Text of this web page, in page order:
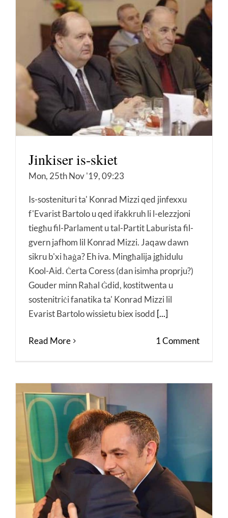
Jinkiser is-skiet
Mon, 25th Nov '19, 09:23
Is-sostenituri ta' Konrad Mizzi qed jinfexxu
f'Evarist Bartolo u qed ifakkruh li l-elezzjoni
tiegħu fil-Parlament u tal-Partit Laburista fil-
gvern jafhom lil Konrad Mizzi. Jaqaw dawn
sikru b'xi ħaġa? Eh iva. Mingħalija jgħidulu
Kool-Aid. Ċerta Coress (dan isimha proprju?)
Gouder minn Raħal Ġdid, kostitwenta u
sostenitriċi fanatika ta' Konrad Mizzi lil
Evarist Bartolo wissietu biex isodd [...]
Read More 1 Comment